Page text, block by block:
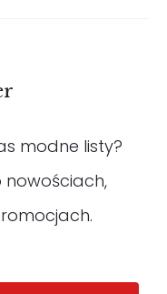
modne listy?
nowościach,